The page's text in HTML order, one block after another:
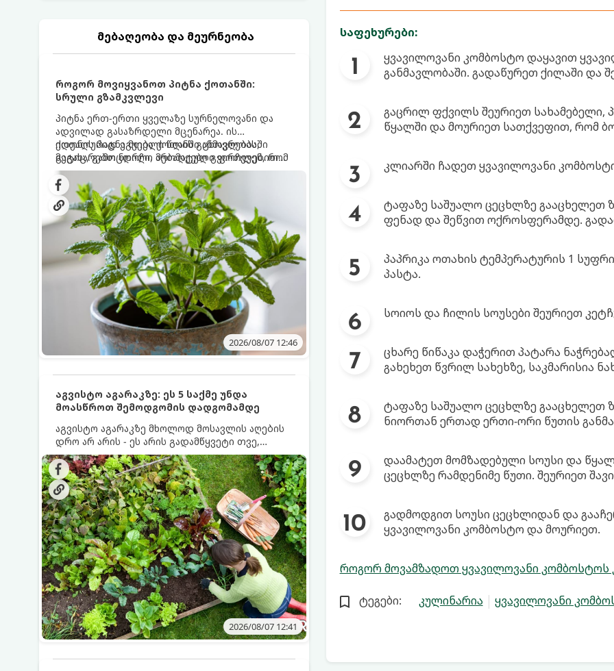
მებაღეობა და მეურნეობა
როგორ მოვიყვანოთ პიტნა ქოთანში:
სრული გზამკვლევი
პიტნა ერთ-ერთი ყველაზე სურნელოვანი და
ადვილად გასაზრდელი მცენარეა. ის
იდეალურად ეგუება ქოთანში ცხოვრებას,
მეტიც, გამოცდილი მებაღეები გვირჩევენ, რომ
პიტნა მხოლოდ ქოთანში მოვიყვანოთ, რადგან
ღია გრუნტში (ბაღში) დარგვისას ის ფესვებით
ძალიან სწრაფად ვრცელდება და სხვა
მცენარეებს ავიწროებს.
ქოთნის პიტნა მთელი წლის განმავლობაში
გაგახარებთ ნორჩი, არომატული ფოთლებით
ჩაის, ლიმონათისა თუ კერძებისთვის.
2026/08/07 12:46
აგვისტო აგარაკზე: ეს 5 საქმე უნდა
მოასწროთ შემოდგომის დადგომამდე
აგვისტო აგარაკზე მხოლოდ მოსავლის აღების
დრო არ არის - ეს არის გადამწყვეტი თვე,
როდესაც საფუძველი ეყრება მომავალი წლის
მოსავალს და ბაღი მზადდება შემოდგომა-
ზამთრის სეზონისთვის. იმისათვის, რომ
ნიადაგმა ენერგია აღიდგინოს, ხოლო
მცენარეებმა ზამთარს გაუძლონ, აგვისტოს
ბოლომდე 5 მნიშვნელოვანი საქმის გაკეთება
უნდა მოასწროთ:
2026/08/07 12:41
საფეხურები:
ყვავილოვანი კომბოსტო დაყავით
განმავლობაში. გადაწურეთ ქილაში და
გაცრილ ფქვილს შეურიეთ სახამებელი,
წყალში და მოურიეთ სათქვეფით, რომ
კლიარში ჩადეთ ყვავილოვანი
ტაფაზე საშუალო ცეცხლზე გააცხელეთ
ფენად და შეწვით ოქროსფერამდე.
პაპრიკა ოთახის ტემპერატურის 1
პასტა.
სოიოს და ჩილის სოუსები შეურიეთ
ცხარე წიწაკა დაჭერით პატარა
გახეხეთ წვრილ სახეხზე, საკმარისია
ტაფაზე საშუალო ცეცხლზე გააცხელეთ
ნიორთან ერთად ერთი-ორი წუთის
დაამატეთ მომზადებული სოუსი და
ცეცხლზე რამდენიმე წუთი. შეურიეთ
გადმოდგით სოუსი ცეცხლიდან და
ყვავილოვანი კომბოსტო და მოურიეთ.
როგორ მოვამზადოთ ყვავილოვანი კომბოსტოს
ტეგები: კულინარია ყვავილოვანი